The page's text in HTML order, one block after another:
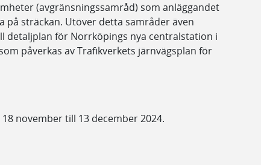
(avgränsningssamråd) som anläggandet
på sträckan. Utöver detta samråder även
detaljplan för Norrköpings nya centralstation i
påverkas av Trafikverkets järnvägsplan för
november till 13 december 2024.